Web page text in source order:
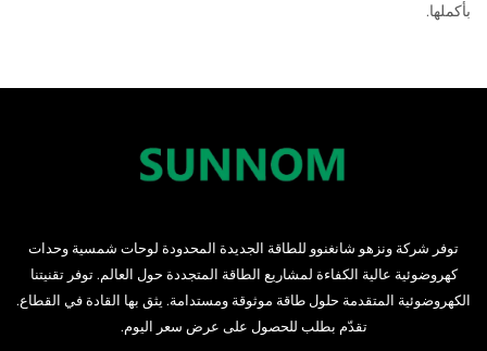
بأكملها.
توفر شركة ونزهو شانغنوو للطاقة الجديدة المحدودة لوحات شمسية وحدات
كهروضوئية عالية الكفاءة لمشاريع الطاقة المتجددة حول العالم. توفر تقنيتنا
الكهروضوئية المتقدمة حلول طاقة موثوقة ومستدامة. يثق بها القادة في القطاع.
تقدّم بطلب للحصول على عرض سعر اليوم.